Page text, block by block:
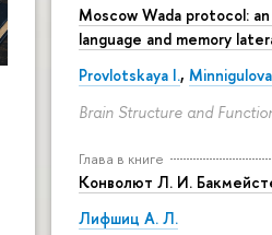
Moscow Wada protocol:
language and memory
Provlotskaya I.,
Brain Structure and
Глава в книге
Конволют Л. И.
Лифшиц А. Л.